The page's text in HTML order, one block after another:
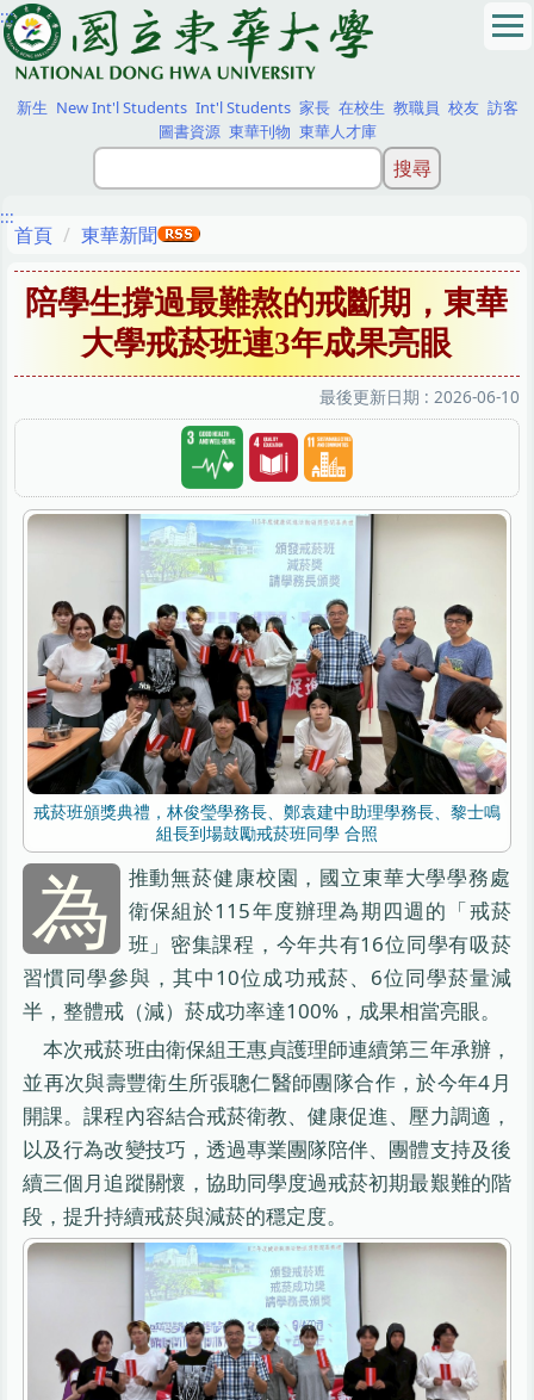
跳
到
主
要
內
:::
新生 New Int'l Students Int'l Students 家長 在校生 教職員 校友 訪客
圖書資源 東華刊物 東華人才庫
:::
首頁 東華新聞
陪學生撐過最難熬的戒斷期，東華
大學戒菸班連3年成果亮眼
最後更新日期 : 2026-06-10
戒菸班頒獎典禮，林俊瑩學務長、鄭袁建中助理學務長、黎士鳴
組長到場鼓勵戒菸班同學 合照
為
推動無菸健康校園，國立東華大學學務處
衛保組於115年度辦理為期四週的「戒菸
班」密集課程，今年共有16位同學有吸菸
習慣同學參與，其中10位成功戒菸、6位同學菸量減
半，整體戒（減）菸成功率達100%，成果相當亮眼。
本次戒菸班由衛保組王惠貞護理師連續第三年承辦，
並再次與壽豐衛生所張聰仁醫師團隊合作，於今年4月
開課。課程內容結合戒菸衛教、健康促進、壓力調適，
以及行為改變技巧，透過專業團隊陪伴、團體支持及後
續三個月追蹤關懷，協助同學度過戒菸初期最艱難的階
段，提升持續戒菸與減菸的穩定度。